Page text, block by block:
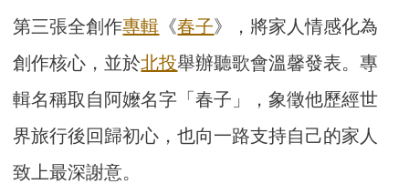
第三張全創作專輯 《春子》，將家人情感化為
創作核心，並於北投舉辦聽歌會溫馨發表。專
輯名稱取自阿嬤名字「春子」，象徵他歷經世
界旅行後回歸初心，也向一路支持自己的家人
致上最深謝意。